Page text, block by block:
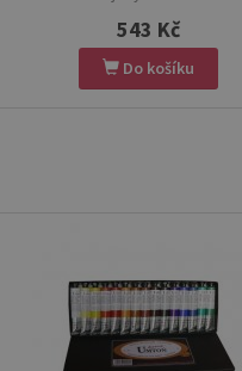
543 Kč
Do košíku